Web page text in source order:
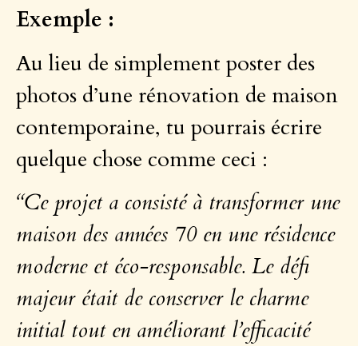
Exemple :
Au lieu de simplement poster des
photos d’une rénovation de maison
contemporaine, tu pourrais écrire
quelque chose comme ceci :
“Ce projet a consisté à transformer une
maison des années 70 en une résidence
moderne et éco-responsable. Le défi
majeur était de conserver le charme
initial tout en améliorant l’efficacité